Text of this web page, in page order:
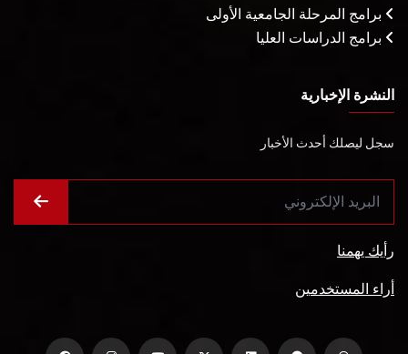
برامج المرحلة الجامعية الأولى
برامج الدراسات العليا
النشرة الإخبارية
سجل ليصلك أحدث الأخبار
رأيك يهمنا
أراء المستخدمين